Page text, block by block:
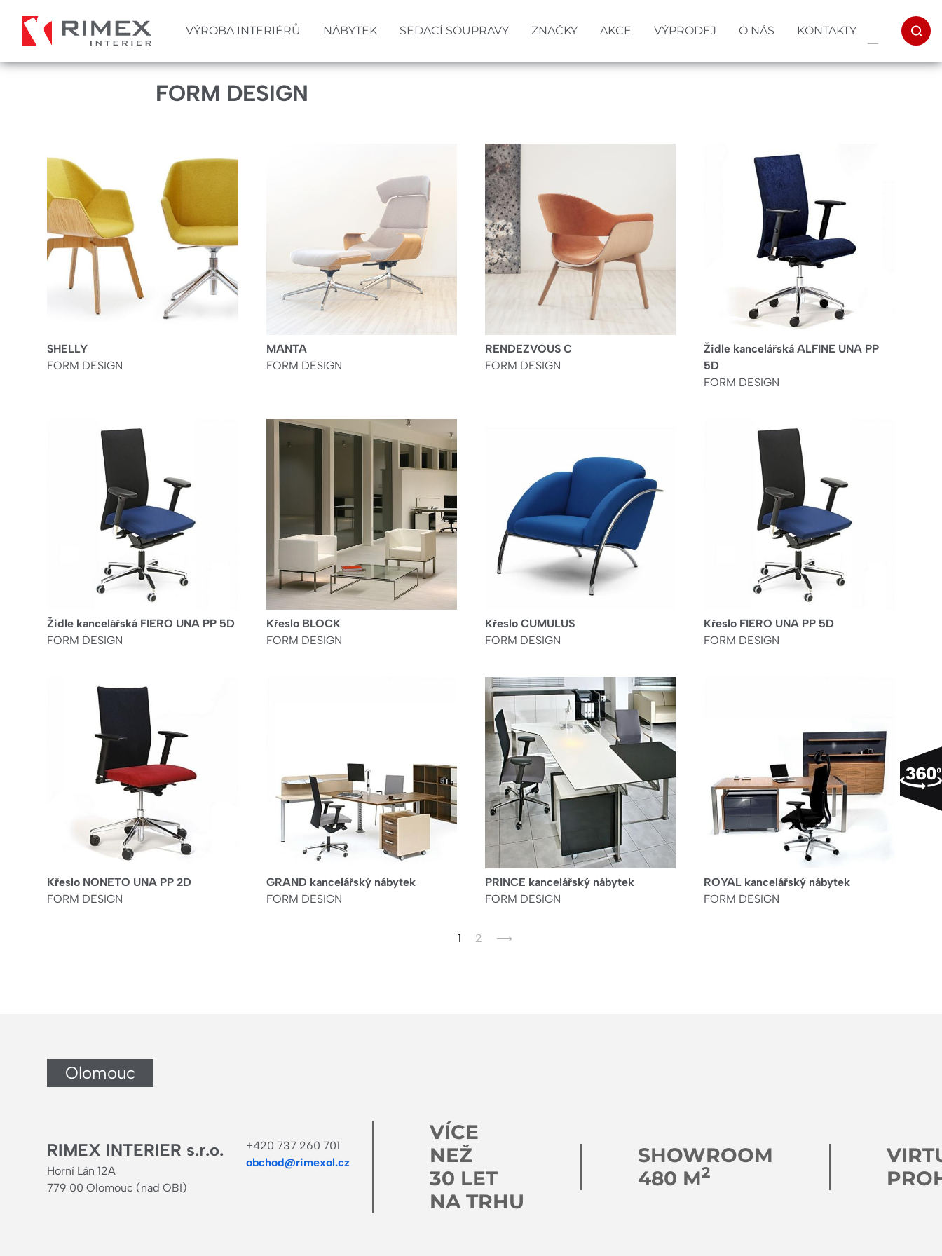
hlavnímu
obsahu
Hlavní
navigace
VÝROBA INTERIÉRŮ NÁBYTEK SEDACÍ SOUPRAVY ZNAČKY AKCE VÝPRODEJ O NÁS KONTAKTY
FORM DESIGN
SHELLY
FORM DESIGN
MANTA
FORM DESIGN
RENDEZVOUS C
FORM DESIGN
Židle kancelářská ALFINE UNA PP
5D
FORM DESIGN
Židle kancelářská FIERO UNA PP 5D
FORM DESIGN
Křeslo BLOCK
FORM DESIGN
Křeslo CUMULUS
FORM DESIGN
Křeslo FIERO UNA PP 5D
FORM DESIGN
Křeslo NONETO UNA PP 2D
FORM DESIGN
GRAND kancelářský nábytek
FORM DESIGN
PRINCE kancelářský nábytek
FORM DESIGN
ROYAL kancelářský nábytek
FORM DESIGN
Aktuální
1 Page
2
Následující
⟶
Olomouc
RIMEX INTERIER s.r.o.
Horní Lán 12A
779 00 Olomouc (nad OBI)
+420 737 260 701
obchod@rimexol.cz
VÍCE
NEŽ
30 LET
NA TRHU
SHOWROOM
480 M2